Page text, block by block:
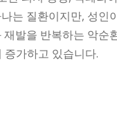
는 질환이지만, 성인
발을 반복하는 악순
가하고 있습니다.